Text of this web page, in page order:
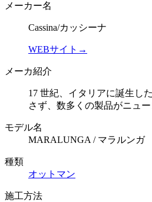
メーカー名
Cassina/カッシーナ
WEBサイト→
メーカ紹介
17 世紀、イタリアに誕生し
さず、数多くの製品がニュ
モデル名
MARALUNGA / マラルンガ
種類
オットマン
施工方法